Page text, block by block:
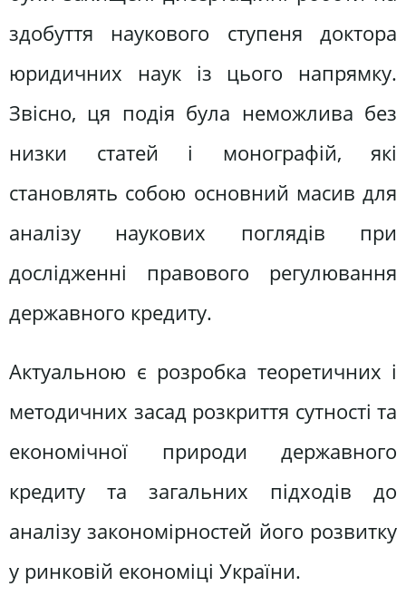
здобуття наукового ступеня доктора
юридичних наук із цього напрямку.
Звісно, ця подія була неможлива без
низки статей і монографій, які
становлять собою основний масив для
аналізу наукових поглядів при
дослідженні правового регулювання
державного кредиту.
Актуальною є розробка теоретичних і
методичних засад розкриття сутності та
економічної природи державного
кредиту та загальних підходів до
аналізу закономірностей його розвитку
у ринковій економіці України.